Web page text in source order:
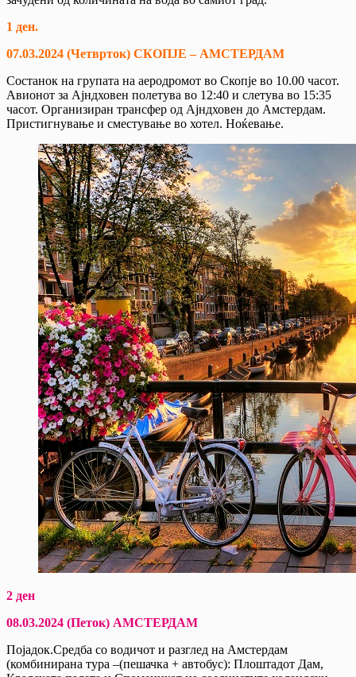
1 ден.
07.03.2024 (Четврток) СКОПЈЕ – АМСТЕРДАМ
Состанок на групата на аеродромот во Скопје во 10.00 часот.
Авионот за Ајндховен полетува во 12:40 и слетува во 15:35
часот. Организиран трансфер од Ајндховен до Амстердам.
Пристигнување и сместување во хотел. Ноќевање.
2 ден
08.03.2024 (Петок) АМСТЕРДАМ
Појадок.Средба со водичот и разглед на Амстердам
(комбинирана тура –(пешачка + автобус): Плоштадот Дам,